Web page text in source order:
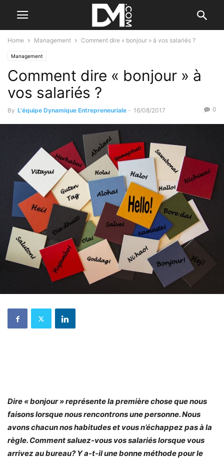
Home Management Comment dire « bonjour » à vos salariés ?
Management
Comment dire « bonjour » à
vos salariés ?
By L'équipe Dynamique Entrepreneuriale - 16/08/2017 0
Dire « bonjour » représente la première chose que nous
faisons lorsque nous rencontrons une personne. Nous
avons chacun nos habitudes et vous n’échappez pas à la
règle. Comment saluez-vous vos salariés lorsque vous
arrivez au bureau? Y a-t-il une bonne méthode pour le